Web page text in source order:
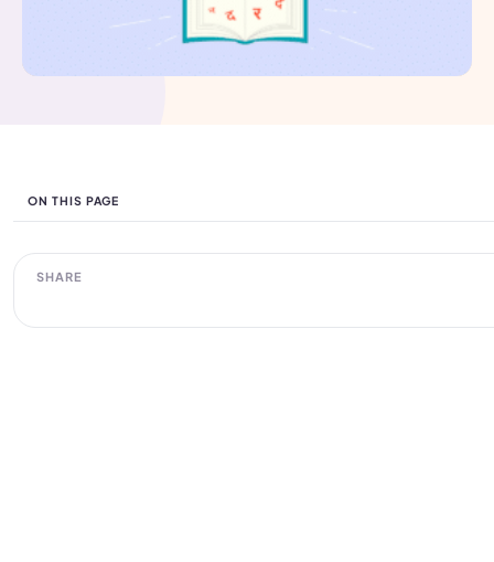
ON THIS PAGE
SHARE